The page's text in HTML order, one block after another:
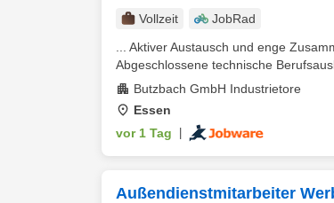
Vollzeit
JobRad
... Aktiver Austausch und enge
Abgeschlossene technische
Butzbach GmbH Industrietore
Essen
vor 1 Tag
Außendienstmitarbeiter